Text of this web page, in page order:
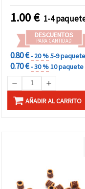
1.00€ 1-4
DESCUENTOS
PARA CANTIDAD
0.80 €- 20 %5-9 paquete
0.70 €- 30 %10 paquete
AÑADIR AL CARRITO